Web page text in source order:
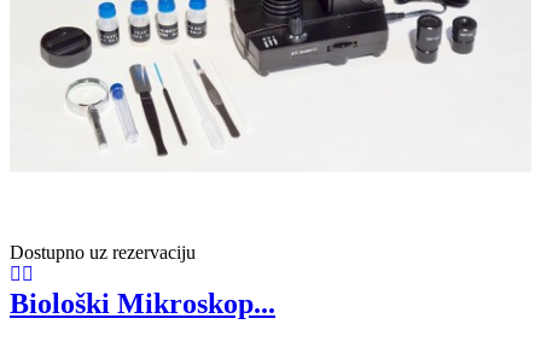
Dostupno uz rezervaciju
Biološki Mikroskop...